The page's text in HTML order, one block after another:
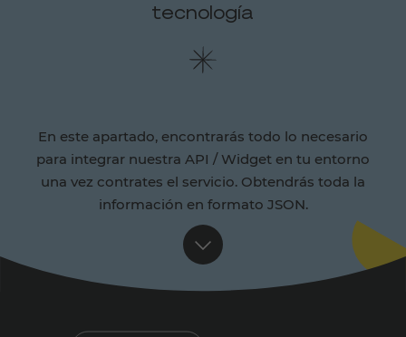
tecnología
En este apartado, encontrarás todo lo necesario
para integrar nuestra API / Widget en tu entorno
una vez contrates el servicio. Obtendrás toda la
información en formato JSON.